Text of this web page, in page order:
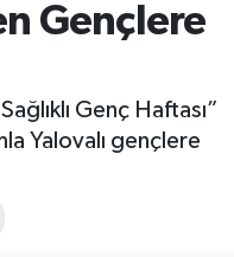
Gençlere
Genç Haftası”
Yalovalı gençlere